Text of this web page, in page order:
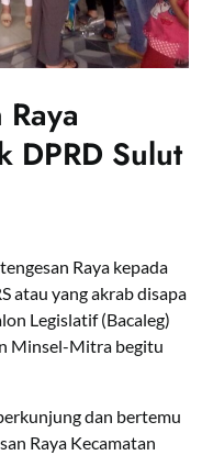
DPRD Sulut
Raya kepada
atau yang akrab disapa
Legislatif (Bacaleg)
Minsel-Mitra begitu
dan bertemu
Raya Kecamatan